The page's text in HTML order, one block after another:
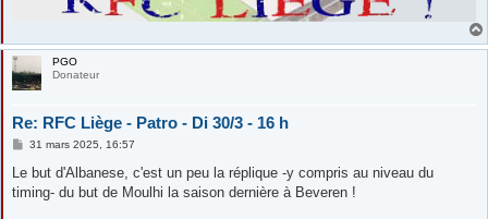
PGO
Donateur
Re: RFC Liège - Patro - Di 30/3 - 16 h
M
s
a
31 mars 2025, 16:57
Le but d'Albanese, c'est un peu la réplique -y compris au niveau du
timing- du but de Moulhi la saison dernière à Beveren !